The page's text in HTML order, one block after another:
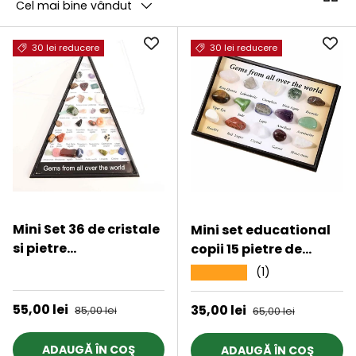
Cel mai bine vândut
30 lei reducere
Mini Set 36 de cristale
si pietre
colectie din intreaga
lume – cadou
copii, geologie, pietre
Preț de vânzare
55,00 lei Preț obișnuit
85,00 lei
ADAUGĂ ÎN COŞ
30 lei reducere
Mini set educational
copii 15 pietre de
colectie | Pietre
specimen etichetate,
educationale pentru
(1)
Preț de vânzare
35,00 lei Preț obișnuit
65,00 lei
ADAUGĂ ÎN COŞ